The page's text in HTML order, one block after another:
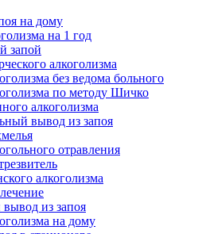
на дому
на 1 год
запой
алкоголизма
без ведома больного
по методу Шичко
алкоголизма
вывод из запоя
отравления
алкоголизма
из запоя
на дому